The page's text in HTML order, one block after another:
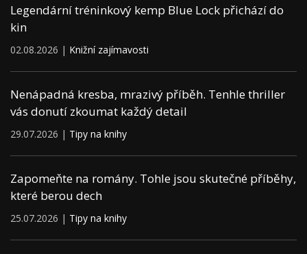
Legendární tréninkový kemp Blue Lock přichází do
kin
02.08.2026 | Knižní zajímavosti
Nenápadná kresba, mrazivý příběh. Tenhle thriller
vás donutí zkoumat každý detail
29.07.2026 | Tipy na knihy
Zapomeňte na romány. Tohle jsou skutečné příběhy,
které berou dech
25.07.2026 | Tipy na knihy